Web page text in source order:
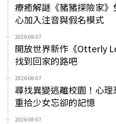
療癒解謎《豬豬探險家
心加入注音與假名模式
2026-08-07
開放世界新作《Otterly
找到回家的路吧
2026-08-07
尋找異變逃離校園！心理
重拾少女忘卻的記憶
2026-08-07